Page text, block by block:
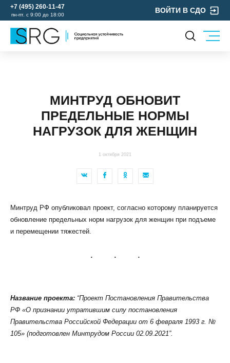
+7 (495) 260-11-47
пн-пт. с 9:00 до 18:00
ВОЙТИ В СДО
Мы в социальных сетях
УЧЕБНЫЙ ЦЕНТР
ЭКОЛОГИЯ
КЛИЕНТСКИЙ СЕРВИС
ПОЛИТИКА КОНФИДЕНЦИАЛЬНОСТИ
УСЛОВИЯ ИСПОЛЬЗОВАНИЯ ФАЙЛОВ COOKIE
МИНТРУД ОБНОВИТ
ПРЕДЕЛЬНЫЕ НОРМЫ
НАГРУЗОК ДЛЯ ЖЕНЩИН
1 октября 2021
Минтруд РФ опубликовал проект, согласно которому планируется
обновление предельных норм нагрузок для женщин при подъеме
и перемещении тяжестей.
Название проекта: “Проект Постановления Правительства
РФ «О признании утратившим силу постановления
Правительства Российской Федерации от 6 февраля 1993 г. №
105» (подготовлен Минтрудом России 02.09.2021”.